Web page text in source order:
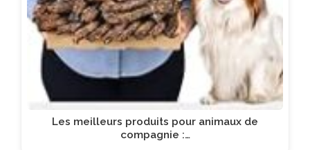
Les meilleurs produits pour animaux de
compagnie :…